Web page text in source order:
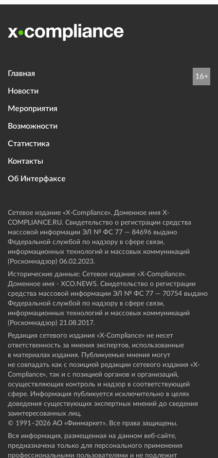
Главная
Новости
Мероприятия
Возможности
Статистика
Контакты
Об Интерфаксе
16+
Сетевое издание «Х-Compliance». Доменное имя X-
COMPLIANCE.RU. Свидетельство о регистрации средства
массовой информации ЭЛ № ФС 77 — 84696 выдано
Федеральной службой по надзору в сфере связи,
информационных технологий и массовых коммуникаций
(Роскомнадзор) 06.02.2023.
Исторические данные: Сетевое издание «Х-Compliance».
Доменное имя - XCO.NEWS. Свидетельство о регистрации
средства массовой информации ЭЛ № ФС 77 — 70754 выдано
Федеральной службой по надзору в сфере связи,
информационных технологий и массовых коммуникаций
(Роскомнадзор) 21.08.2017.
Редакция сетевого издания «X-Compliance» не несет
ответственность за мнения экспертов, использованные
в материалах издания. Публикуемые мнения могут
не совпадать как с позицией редакции сетевого издания «X-
Compliance», так и с позицией органов и организаций,
осуществляющих контроль и надзор в соответствующей
сфере. Информация публикуется исключительно в целях
доведения существующих экспертных мнений до сведения
заинтересованных лиц.
© 1991–2026 АО «Финмаркет». Все права защищены.
Вся информация, размещенная на данном веб-сайте,
предназначена только для персонального применения
профессиональными пользователями и не подлежит